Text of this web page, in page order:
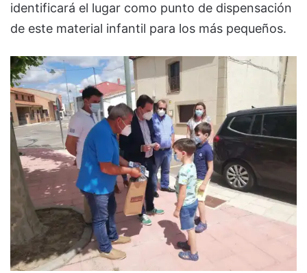
identificará el lugar como punto de dispensación
de este material infantil para los más pequeños.